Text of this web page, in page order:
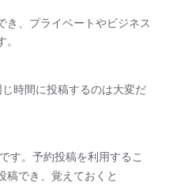
き、プライベートやビジネス
時間に投稿するのは大変だ
です。予約投稿を利用するこ
稿でき、覚えておくと